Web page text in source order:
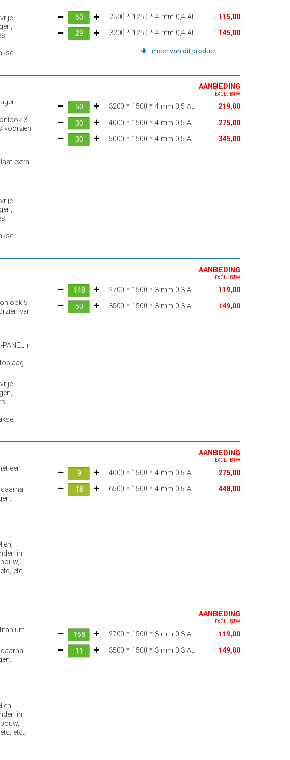
2500 * 1250 * 4 mm 0,4 AL
115,00
3200 * 1250 * 4 mm 0,4 AL
145,00
meer van dit product...
3
voorzien
extra
AANBIEDING
EXCL. BTW
3200 * 1500 * 4 mm 0,5 AL
219,00
4000 * 1500 * 4 mm 0,5 AL
275,00
5000 * 1500 * 4 mm 0,5 AL
345,00
5
van
in
+
AANBIEDING
EXCL. BTW
2700 * 1500 * 3 mm 0,3 AL
119,00
3500 * 1500 * 3 mm 0,3 AL
149,00
een
in
etc..
AANBIEDING
EXCL. BTW
4000 * 1500 * 4 mm 0,5 AL
275,00
6500 * 1500 * 4 mm 0,5 AL
448,00
in
etc..
AANBIEDING
EXCL. BTW
2700 * 1500 * 3 mm 0,3 AL
119,00
3500 * 1500 * 3 mm 0,3 AL
149,00